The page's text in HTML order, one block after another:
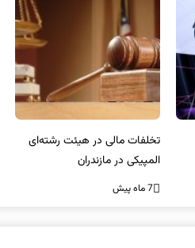
تخلفات مالی در هیئت رشته‌ای
المپیکی در مازندران
7 ماه پیش